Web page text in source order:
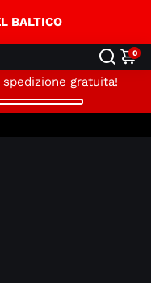
BALTICO
0
gratuita!